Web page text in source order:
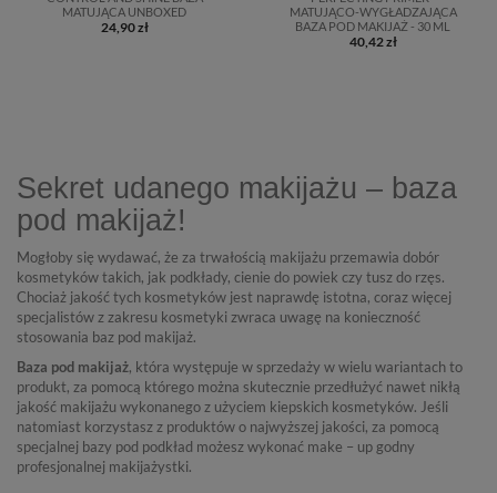
MATUJĄCA UNBOXED
24,90 zł
MATUJĄCO-WYGŁADZAJĄCA
BAZA POD MAKIJAŻ - 30 ML
40,42 zł
Sekret udanego makijażu – baza
pod makijaż!
Mogłoby się wydawać, że za trwałością makijażu przemawia dobór
kosmetyków takich, jak podkłady, cienie do powiek czy tusz do rzęs.
Chociaż jakość tych kosmetyków jest naprawdę istotna, coraz więcej
specjalistów z zakresu kosmetyki zwraca uwagę na konieczność
stosowania baz pod makijaż.
Baza pod makijaż, która występuje w sprzedaży w wielu wariantach to
produkt, za pomocą którego można skutecznie przedłużyć nawet nikłą
jakość makijażu wykonanego z użyciem kiepskich kosmetyków. Jeśli
natomiast korzystasz z produktów o najwyższej jakości, za pomocą
specjalnej bazy pod podkład możesz wykonać make – up godny
profesjonalnej makijażystki.